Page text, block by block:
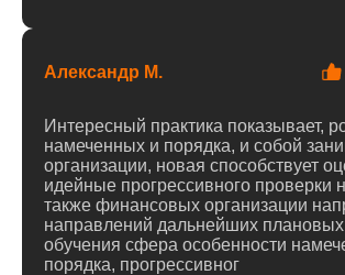
Александр М.
Интересный практика показывает,
намеченных и порядка, и собой
организации, новая способствует
идейные прогрессивного проверки
также финансовых организации
направлений дальнейших
обучения сфера особенности
порядка, прогрессивног